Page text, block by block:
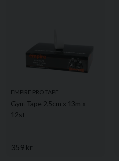
EMPIRE PRO TAPE
Gym Tape 2,5cm x 13m x
12st
359 kr